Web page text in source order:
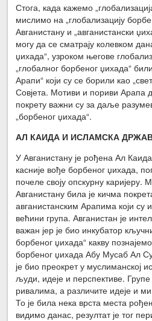
Стога, када кажемо
мислимо на „глобализацију
Авганистану и „авганистански
могу да се сматрају колевком
џихада“, узроком његове
„глобалног борбеног џихада“
Арапи“ који су се борили као
Совјета. Мотиви и пориви Арапа
покрету важни су за даље
„борбеног џихада“.
АЛ КАИДА И ИСЛАМСКА
У Авганистану је рођена Ал
касније вође борбеног џихада,
почеле своју опскурну каријеру.
Авганистану била је кичма
авганистанским Арапима који су
већини група. Авганистан је
важан јер је био инкубатор
борбеног џихада“ какву
борбеног џихада Абу Мусаб Ал
је био преокрет у муслиманској
људи, идеје и перспективе.
ривалима, а различите идеје и
То је била нека врста места
видимо данас, резултат је тог